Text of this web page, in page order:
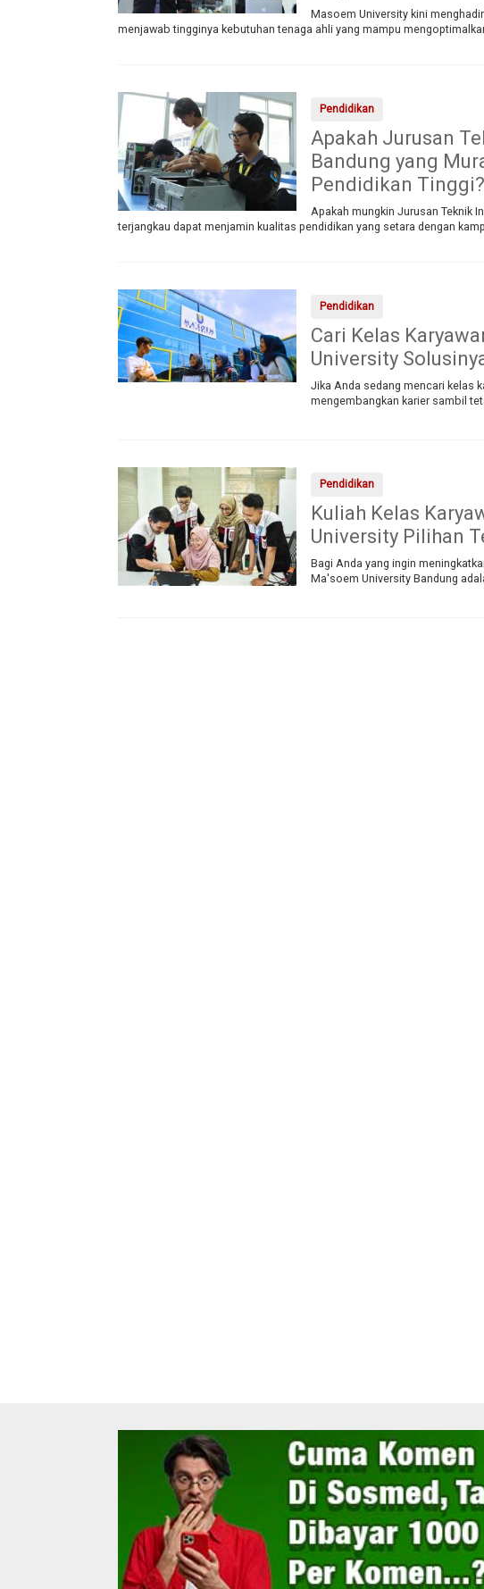
Masoem University kini
menjawab tingginya kebutuhan tenaga ahli yang mampu
Pendidikan
Apakah Jurusan
Bandung yang
Pendidikan Tinggi?
Apakah mungkin Jurusan Teknik
terjangkau dapat menjamin kualitas pendidikan yang setara dengan
Pendidikan
Cari Kelas
University
Jika Anda sedang mencari kelas
mengembangkan karier sambil
Pendidikan
Kuliah Kelas
University Pilihan
Bagi Anda yang ingin
Ma'soem University Bandung